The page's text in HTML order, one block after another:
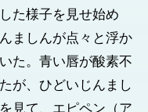
た様子を見せ始め
ましんが点々と浮か
た。青い唇が酸素不
が、ひどいじんまし